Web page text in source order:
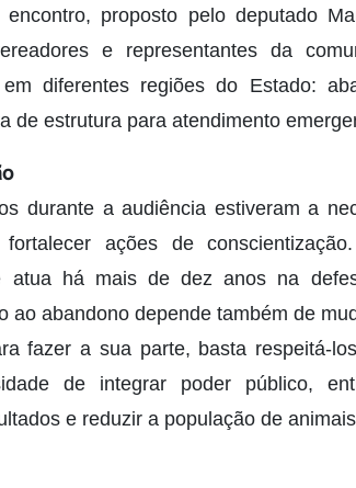
proposto pelo deputado
e representantes da
diferentes regiões do Estado:
de estrutura para atendimento
durante a audiência estiveram a
ações de
atua há mais de dez anos na
ao abandono depende também de
fazer a sua parte, basta respeitá-
de integrar poder público,
e reduzir a população de